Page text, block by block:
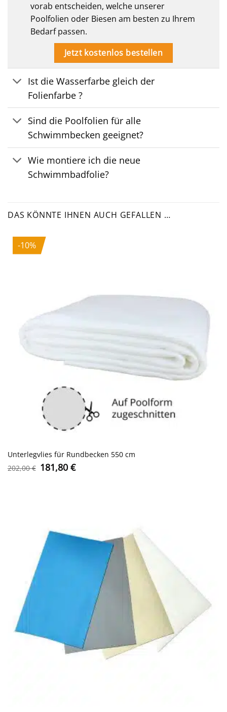
vorab entscheiden, welche unserer
Poolfolien oder Biesen am besten zu Ihrem
Bedarf passen.
Jetzt kostenlos bestellen
Ist die Wasserfarbe gleich der
Folienfarbe ?
Sind die Poolfolien für alle
Schwimmbecken geeignet?
Wie montiere ich die neue
Schwimmbadfolie?
DAS KÖNNTE IHNEN AUCH GEFALLEN …
-10%
Unterlegvlies für Rundbecken 550 cm
202,00€ Ursprünglicher
Preis
181,80 €Aktueller